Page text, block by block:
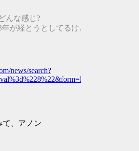
んな感じ?
が経とうとしてるけど
news/search?
て、アノン